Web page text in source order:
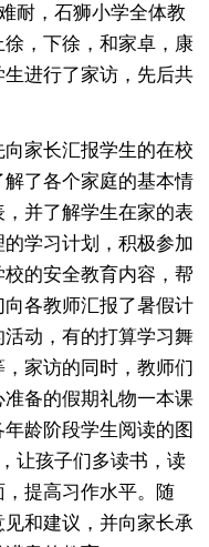
耐，石狮小学全体教
，下徐，和家卓，康
进行了家访，先后共
家长汇报学生的在校
了各个家庭的基本情
并了解学生在家的表
学习计划，积极参加
的安全教育内容，帮
各教师汇报了暑假计
动，有的打算学习舞
家访的同时，教师们
备的假期礼物一本课
龄阶段学生阅读的图
让孩子们多读书，读
提高习作水平。随
和建议，并向家长承